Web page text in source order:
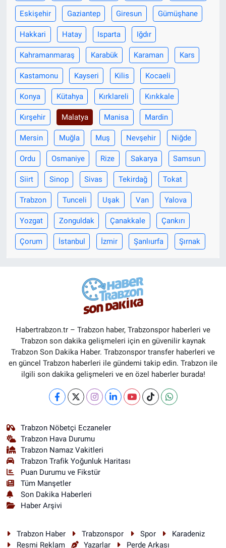
Eskişehir Gaziantep Giresun Gümüşhane
Hakkari Hatay Isparta Iğdır
Kahramanmaraş Karabük Karaman Kars
Kastamonu Kayseri Kilis Kocaeli
Konya Kütahya Kırklareli Kırıkkale
Kırşehir Malatya Manisa Mardin
Mersin Muğla Muş Nevşehir Niğde
Ordu Osmaniye Rize Sakarya Samsun
Siirt Sinop Sivas Tekirdağ Tokat
Trabzon Tunceli Uşak Van Yalova
Yozgat Zonguldak Çanakkale Çankırı
Çorum İstanbul İzmir Şanlıurfa Şırnak
Habertrabzon.tr – Trabzon haber, Trabzonspor haberleri ve
Trabzon son dakika gelişmeleri için en güvenilir kaynak
Trabzon Son Dakika Haber. Trabzonspor transfer haberleri ve
en güncel Trabzon haberleri ile gündemi takip edin. Trabzon ile
ilgili son dakika gelişmeleri ve en özel haberler burada!
Trabzon Nöbetçi Eczaneler
Trabzon Hava Durumu
Trabzon Namaz Vakitleri
Trabzon Trafik Yoğunluk Haritası
Puan Durumu ve Fikstür
Tüm Manşetler
Son Dakika Haberleri
Haber Arşivi
Trabzon Haber Trabzonspor Spor
Karadeniz
Resmi Reklam
Yazarlar Perde Arkası